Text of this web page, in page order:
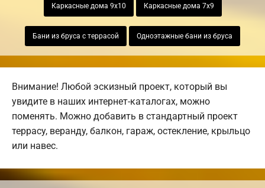
Каркасные дома 9х10 Каркасные дома 7х9
Бани из бруса с террасой Одноэтажные бани из бруса
Внимание! Любой эскизный проект, который вы
увидите в наших интернет-каталогах, можно
поменять. Можно добавить в стандартный проект
террасу, веранду, балкон, гараж, остекление, крыльцо
или навес.